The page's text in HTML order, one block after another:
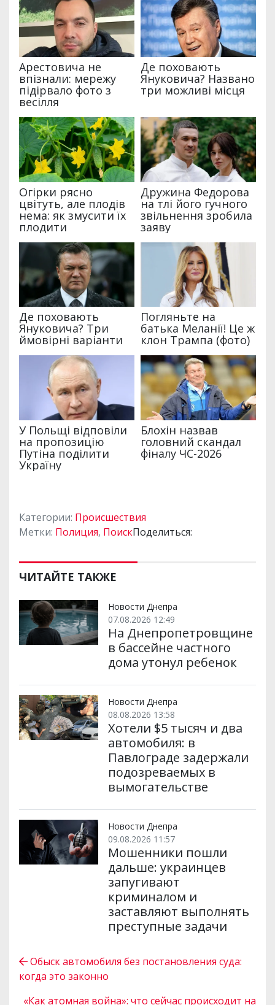
Категории: Происшествия
Метки: Полиция, ПоискПоделиться:
ЧИТАЙТЕ ТАКЖЕ
Новости Днепра
07.08.2026 12:49
На Днепропетровщине
в бассейне частного
дома утонул ребенок
Новости Днепра
08.08.2026 13:58
Хотели $5 тысяч и два
автомобиля: в
Павлограде задержали
подозреваемых в
вымогательстве
Новости Днепра
09.08.2026 11:57
Мошенники пошли
дальше: украинцев
запугивают
криминалом и
заставляют выполнять
преступные задачи
Обыск автомобиля без постановления суда:
когда это законно
«Как атомная война»: что сейчас происходит на